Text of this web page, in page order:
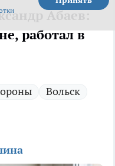
Абаев:
работал в
Вольск